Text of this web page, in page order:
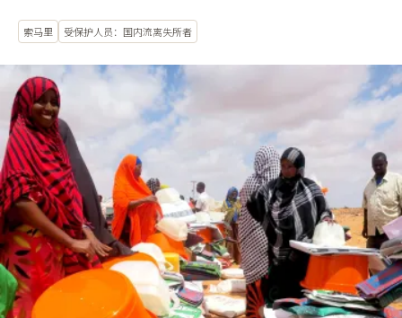
索马里 受保护人员：国内流离失所者